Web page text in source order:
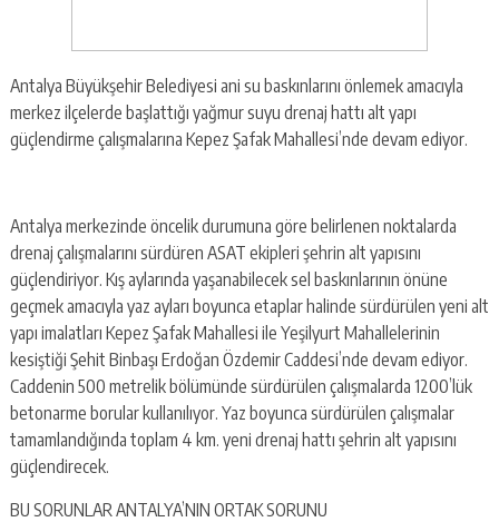
Antalya Büyükşehir Belediyesi ani su baskınlarını önlemek amacıyla
merkez ilçelerde başlattığı yağmur suyu drenaj hattı alt yapı
güçlendirme çalışmalarına Kepez Şafak Mahallesi’nde devam ediyor.
Antalya merkezinde öncelik durumuna göre belirlenen noktalarda
drenaj çalışmalarını sürdüren ASAT ekipleri şehrin alt yapısını
güçlendiriyor. Kış aylarında yaşanabilecek sel baskınlarının önüne
geçmek amacıyla yaz ayları boyunca etaplar halinde sürdürülen yeni alt
yapı imalatları Kepez Şafak Mahallesi ile Yeşilyurt Mahallelerinin
kesiştiği Şehit Binbaşı Erdoğan Özdemir Caddesi’nde devam ediyor.
Caddenin 500 metrelik bölümünde sürdürülen çalışmalarda 1200’lük
betonarme borular kullanılıyor. Yaz boyunca sürdürülen çalışmalar
tamamlandığında toplam 4 km. yeni drenaj hattı şehrin alt yapısını
güçlendirecek.
BU SORUNLAR ANTALYA’NIN ORTAK SORUNU